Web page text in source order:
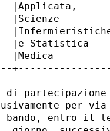
|Applicata,
|Scienze
|e Statistica
|Medica
di
per
entro il